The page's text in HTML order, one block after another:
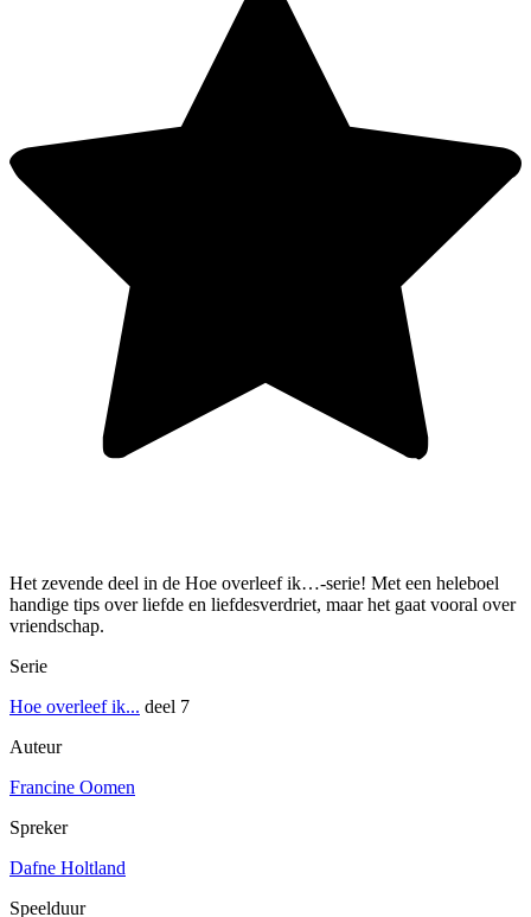
Het zevende deel in de Hoe overleef ik…-serie! Met een heleboel
handige tips over liefde en liefdesverdriet, maar het gaat vooral over
vriendschap.
Serie
Hoe overleef ik... deel 7
Auteur
Francine Oomen
Spreker
Dafne Holtland
Speelduur